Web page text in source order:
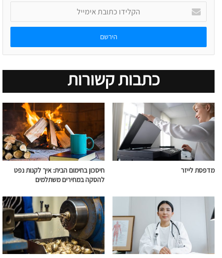
הקלידו
כתובת
אימייל
כתבות קשורות
מדפסת לייזר
חיסכון בחימום הבית: איך לקנות נפט
להסקה במחירים משתלמים